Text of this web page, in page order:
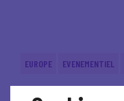
EUROPE EVENEMENTIEL